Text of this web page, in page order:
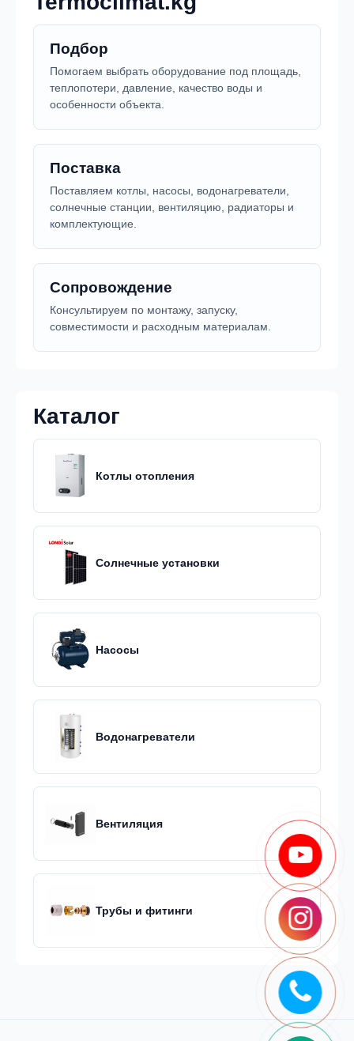
Подбор
Помогаем выбрать оборудование под площадь,
теплопотери, давление, качество воды и
особенности объекта.
Поставка
Поставляем котлы, насосы, водонагреватели,
солнечные станции, вентиляцию, радиаторы и
комплектующие.
Сопровождение
Консультируем по монтажу, запуску,
совместимости и расходным материалам.
Каталог
Котлы отопления
Солнечные установки
Насосы
Водонагреватели
Вентиляция
Трубы и фитинги